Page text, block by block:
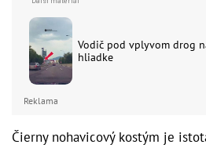
Vodič pod vplyvom drog
hliadke
Reklama
Čierny nohavicový kostým je